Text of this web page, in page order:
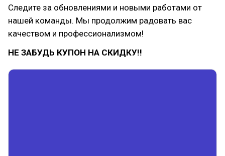
Следите за обновлениями и новыми работами от
нашей команды. Мы продолжим радовать вас
качеством и профессионализмом!
НЕ ЗАБУДЬ КУПОН НА СКИДКУ!!